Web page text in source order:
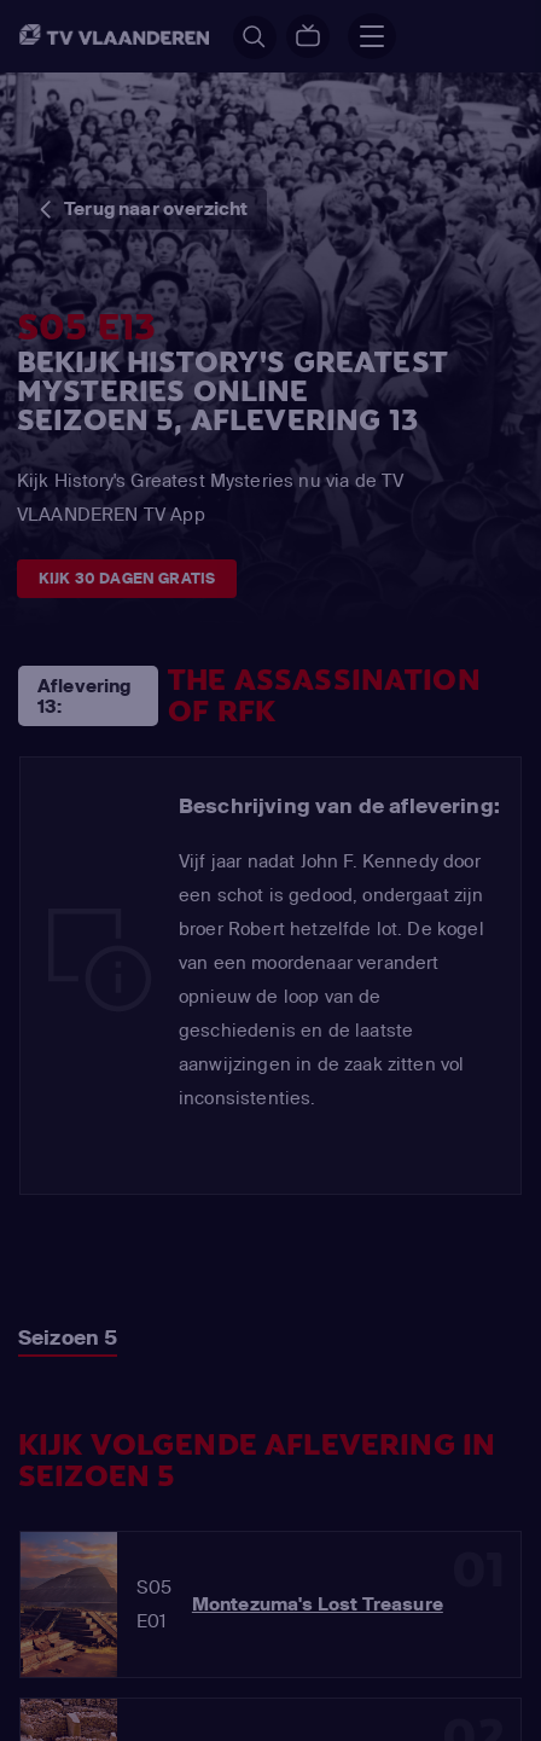
Terug naar overzicht
S05 E13
BEKIJK HISTORY'S GREATEST
MYSTERIES ONLINE
SEIZOEN 5, AFLEVERING 13
Kijk History's Greatest Mysteries nu via de TV
VLAANDEREN TV App
KIJK 30 DAGEN GRATIS
Aflevering
13:
THE ASSASSINATION
OF RFK
Beschrijving van de aflevering:
Vijf jaar nadat John F. Kennedy door
een schot is gedood, ondergaat zijn
broer Robert hetzelfde lot. De kogel
van een moordenaar verandert
opnieuw de loop van de
geschiedenis en de laatste
aanwijzingen in de zaak zitten vol
inconsistenties.
Seizoen 5
KIJK VOLGENDE AFLEVERING IN
SEIZOEN 5
S05
E01
Montezuma's Lost Treasure